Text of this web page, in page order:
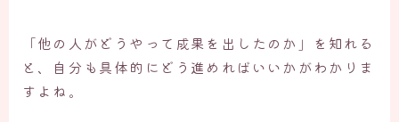
「他の人がどうやって成果を出したのか」を知れる
と、自分も具体的にどう進めればいいかがわかりま
すよね。